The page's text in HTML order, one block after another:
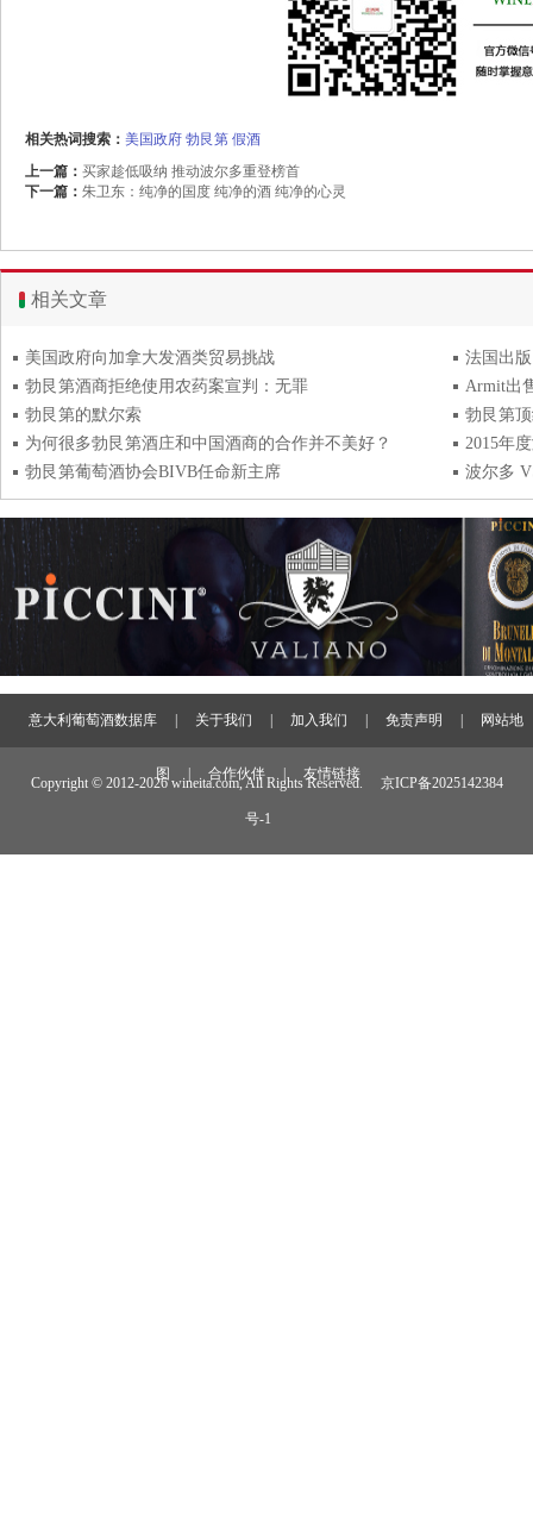
相关热词搜索： 美国政府 勃艮第 假酒
上一篇： 买家趁低吸纳 推动波尔多重登榜首
下一篇： 朱卫东：纯净的国度 纯净的酒 纯净的心灵
相关文章
美国政府向加拿大发酒类贸易挑战
法国出
勃艮第酒商拒绝使用农药案宣判：无罪
Armit出
勃艮第的默尔索
勃艮第
为何很多勃艮第酒庄和中国酒商的合作并不美好？
2015年
勃艮第葡萄酒协会BIVB任命新主席
波尔多
意大利葡萄酒数据库 关于我们 加入我们 免责声明 网站地
图 合作伙伴 友情链接
Copyright © 2012-2026 wineita.com, All Rights Reserved. 京ICP备2025142384
号-1